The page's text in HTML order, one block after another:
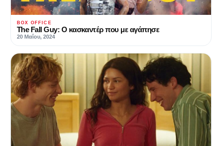
BOX OFFICE
The Fall Guy: Ο κασκαντέρ που με αγάπησε
20 Μαΐου, 2024